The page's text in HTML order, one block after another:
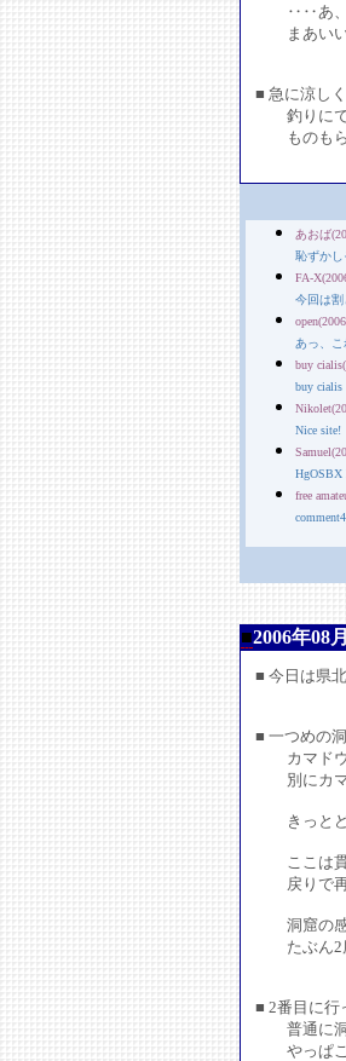
‥‥あ、し
まあいい
■ 急に涼し
釣りにで
ものもら
あおば
恥ずか
FA-
今回は割
あっ、こ
buy
buy cialis
Nice site!
HgOSBX
free
■2006年08
■ 今日は県
■ 一つめの
カマドウ
別にカマ
きっとど
ここは貫
戻りで再
洞窟の感
たぶん2
■ 2番目に行
普通に洞
やっぱこ